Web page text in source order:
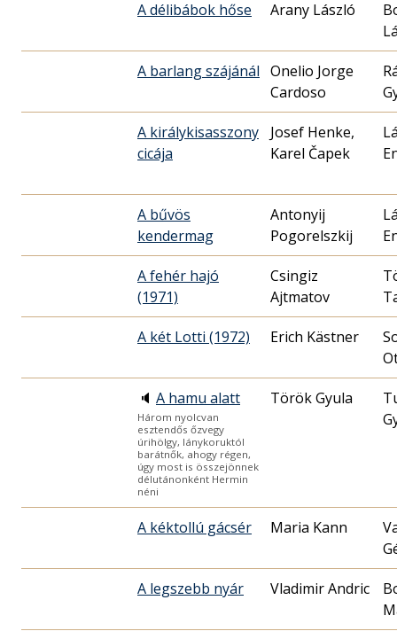
A délibábok hőse Arany László
A barlang szájánál Onelio Jorge
Cardoso
A királykisasszony
cicája
Josef Henke,
Karel Čapek
A bűvös
kendermag
Antonyij
Pogorelszkij
A fehér hajó
(1971)
Csingiz
Ajtmatov
A két Lotti (1972) Erich Kästner
🔈 A hamu alatt
Három nyolcvan
esztendős őzvegy
úrihölgy, lánykoruktól
barátnők, ahogy régen,
úgy most is összejönnek
délutánonként Hermin
néni
Török Gyula
A kéktollú gácsér Maria Kann
A legszebb nyár Vladimir Andric